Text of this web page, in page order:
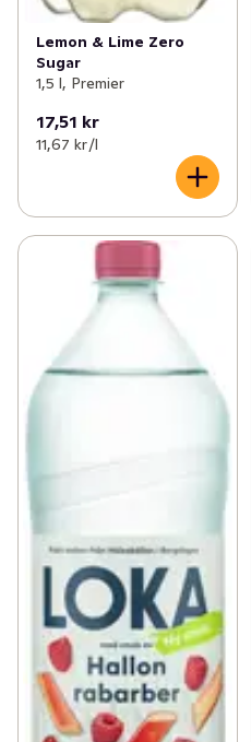
Lemon & Lime Zero
Sugar
1,5 l, Premier
17,51 kr
11,67 kr /l